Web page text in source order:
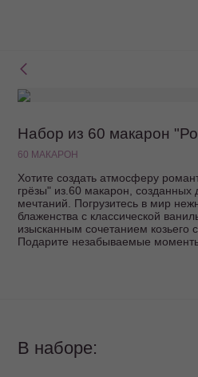
Набор из 60 макарон
60 МАКАРОН
Хотите создать атмосферу
грёзы" из.60 макарон, созданных
мечтаний. Погрузитесь в мир
блаженства с классической
изысканным сочетанием козьего
Подарите незабываемые
В наборе: